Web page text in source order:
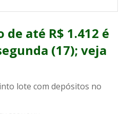
até R$ 1.412 é
(17); veja
lote com depósitos no